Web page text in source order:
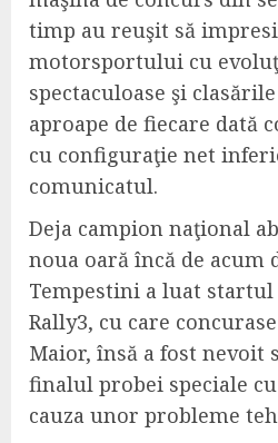
timp au reuşit să
motorsportului cu
spectaculoase şi
aproape de fiecare dată
cu configuraţie net
comunicatul.
Deja campion naţional
noua oară încă de acum
Tempestini a luat startul
Rally3, cu care
Maior, însă a fost nevoit
finalul probei speciale
cauza unor probleme